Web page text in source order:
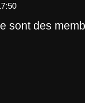
sont des